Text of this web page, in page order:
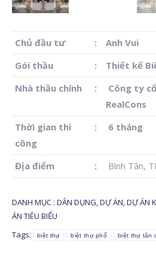
Chủ đầu tư :
Anh Vui
Gói thầu
:
Thiết kế
Nhà thầu chính
:
Công ty
RealCons
Thời gian thi
công
: 6 tháng
Địa điểm : Bình Tân,
DANH MỤC : DÂN DỤNG DỰ ÁN DỰ ÁN
ÁN TIÊU BIỂU
Tags:
biệt thự biệt thự phố biệt thự tân